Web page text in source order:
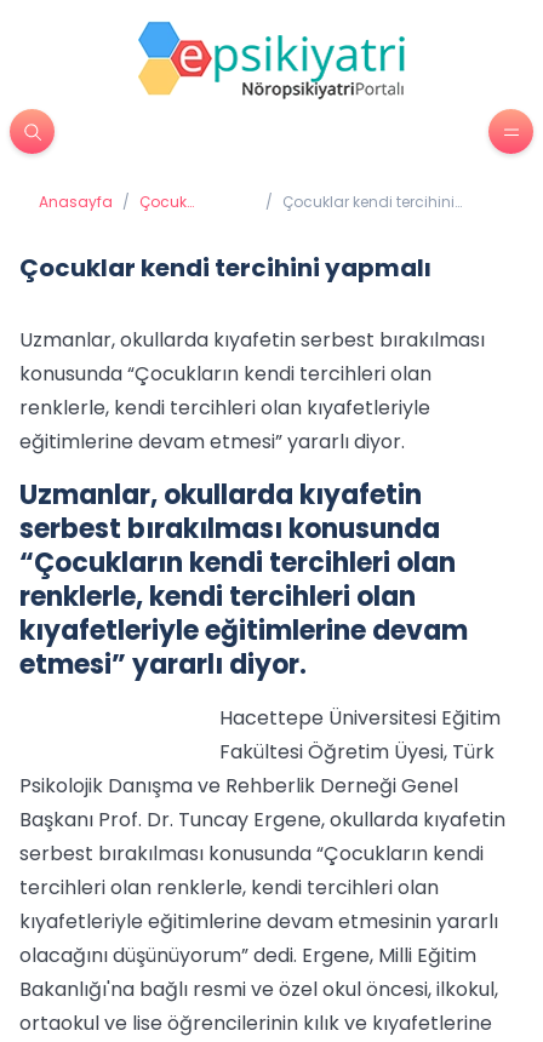
Anasayfa / Çocuk
/ Çocuklar kendi tercihini
Çocuklar kendi tercihini yapmalı
Uzmanlar, okullarda kıyafetin serbest bırakılması
konusunda “Çocukların kendi tercihleri olan
renklerle, kendi tercihleri olan kıyafetleriyle
eğitimlerine devam etmesi” yararlı diyor.
Uzmanlar, okullarda kıyafetin
serbest bırakılması konusunda
“Çocukların kendi tercihleri olan
renklerle, kendi tercihleri olan
kıyafetleriyle eğitimlerine devam
etmesi” yararlı diyor.
Hacettepe Üniversitesi Eğitim
Fakültesi Öğretim Üyesi, Türk
Psikolojik Danışma ve Rehberlik Derneği Genel
Başkanı Prof. Dr. Tuncay Ergene, okullarda kıyafetin
serbest bırakılması konusunda “Çocukların kendi
tercihleri olan renklerle, kendi tercihleri olan
kıyafetleriyle eğitimlerine devam etmesinin yararlı
olacağını düşünüyorum” dedi. Ergene, Milli Eğitim
Bakanlığı'na bağlı resmi ve özel okul öncesi, ilkokul,
ortaokul ve lise öğrencilerinin kılık ve kıyafetlerine